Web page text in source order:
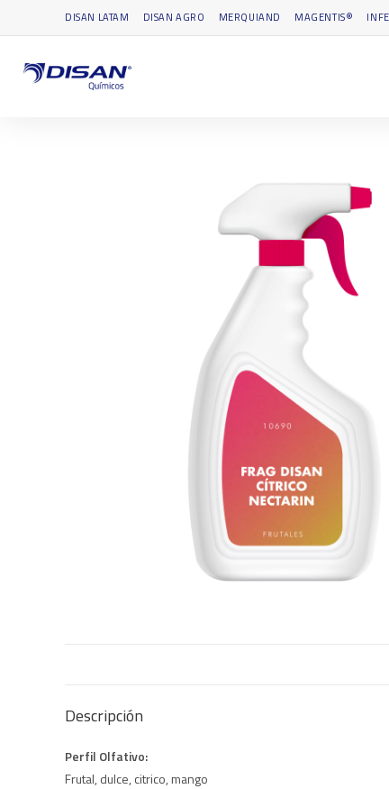
DISAN LATAM DISAN AGRO MERQUIAND MAGENTIS®
Descripción
Perfil Olfativo:
Frutal, dulce, citrico, mango